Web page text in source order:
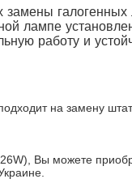
замены
лампе
работу и
на замену
Вы можете